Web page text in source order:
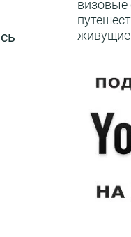
визовые
живущие